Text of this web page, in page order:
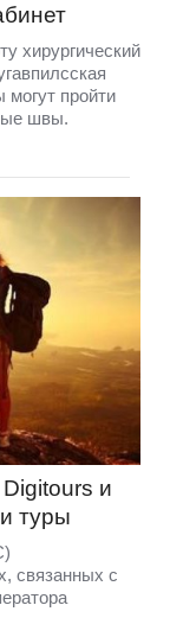
хирургический
могут пройти
швы.
и
туры
связанных с